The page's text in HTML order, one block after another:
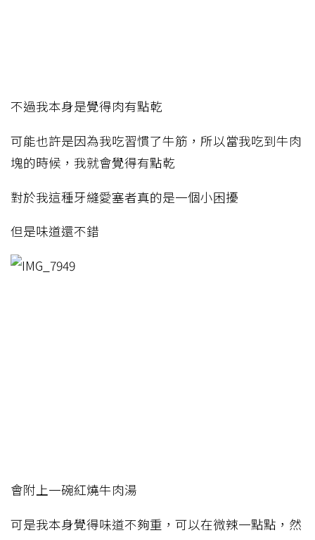
不過我本身是覺得肉有點乾
可能也許是因為我吃習慣了牛筋，所以當我吃到牛肉
塊的時候，我就會覺得有點乾
對於我這種牙縫愛塞者真的是一個小困擾
但是味道還不錯
會附上一碗紅燒牛肉湯
可是我本身覺得味道不夠重，可以在微辣一點點，然